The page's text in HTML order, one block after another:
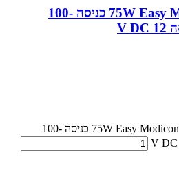
ספק כוח 75W Easy Modicon ABL2 כניסה 100-
כמות של ספק כוח 75W Easy Modicon ABL2 כניסה 100-